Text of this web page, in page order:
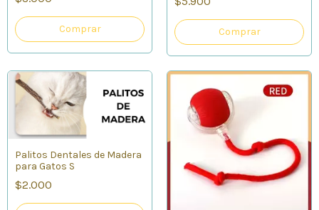
Palitos Dentales de Madera
para Gatos S
$2.000